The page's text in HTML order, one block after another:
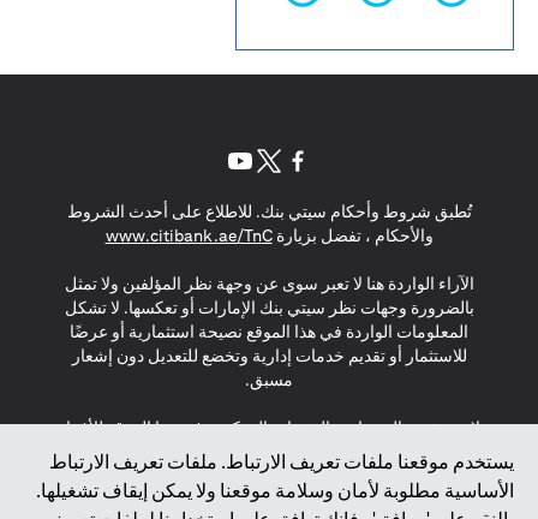
يستخدم موقعنا ملفات تعريف الارتباط. ملفات تعريف الارتباط
الأساسية مطلوبة لأمان وسلامة موقعنا ولا يمكن إيقاف تشغيلها.
تُطبق شروط وأحكام سيتي بنك. للاطلاع على أحدث الشروط
والأحكام ، تفضل بزيارةwww.citibank.ae/TnC
(opens in a new tab)
الآراء الواردة هنا لا تعبر سوى عن وجهة نظر المؤلفين ولا تمثل
بالضرورة وجهات نظر سيتي بنك الإمارات أو تعكسها. لا تشكل
المعلومات الواردة في هذا الموقع نصيحة استثمارية أو عرضًا
للاستثمار أو تقديم خدمات إدارية وتخضع للتعديل دون إشعار
مسبق.
لا يتم تقديم المنتجات والخدمات المذكورة في هذا الموقع للأفراد
المقيمين في الاتحاد الأوروبي أو المنطقة الاقتصادية الأوروبية أو
سويسرا أو غيرنسي أو جيرسي أو موناكو أو سان مارينو أو
الفاتيكان أو جزيرة مان أو المملكة المتحدة أو خصوصية البيانات